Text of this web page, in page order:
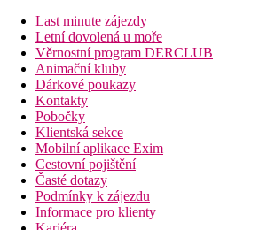
2 bary
knihovna
tenisový kurt
posilovna
obchod se suvenýry
společenská místnost
Popis pláže
pláž s bílým jemným pískem
lehátka a slunečníky zdarma v
Sportovní aktivity zdarma
posilovna
billiard
Last minute zájezdy
Letní dovolená u moře
Věrnostní program DERCLUB
Animační kluby
Dárkové poukazy
Kontakty
Pobočky
Klientská sekce
Mobilní aplikace Exim
Cestovní pojištění
Časté dotazy
Podmínky k zájezdu
Informace pro klienty